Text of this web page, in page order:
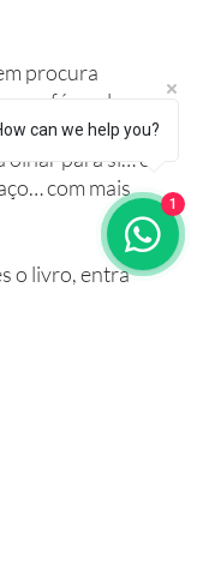
procura
ou fórmulas
quem está
para si… e
com mais
o livro, entra
can we help you?
1